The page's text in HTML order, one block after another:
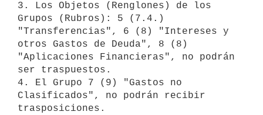
3. Los Objetos (Renglones) de los
Grupos (Rubros): 5 (7.4.)
"Transferencias", 6 (8) "Intereses y
otros Gastos de Deuda", 8 (8)
"Aplicaciones Financieras", no podrán
ser traspuestos.
4. El Grupo 7 (9) "Gastos no
Clasificados", no podrán recibir
trasposiciones.